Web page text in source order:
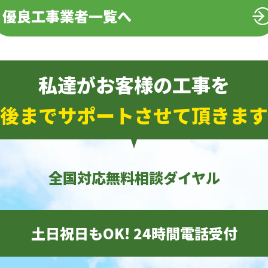
優良工事業者一覧へ
私達がお客様の工事を
までサポートさせて頂きま
全国対応無料相談ダイヤル
土日祝日もOK! 24時間電話受付